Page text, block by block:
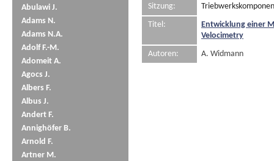
Abulawi J.
Adams N.
Adams N.A.
Adolf F.-M.
Adomeit A.
Agocs J.
Albers F.
Albus J.
Andert F.
Annighöfer B.
Arnold F.
Artner M.
Sitzung:
Titel:
Entwicklung einer
Velocimetry
Autoren:
A. Widmann